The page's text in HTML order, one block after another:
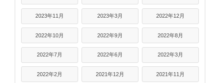
2023年11月 2023年3月 2022年12月
2022年10月 2022年9月 2022年8月
2022年7月 2022年6月 2022年3月
2022年2月 2021年12月 2021年11月